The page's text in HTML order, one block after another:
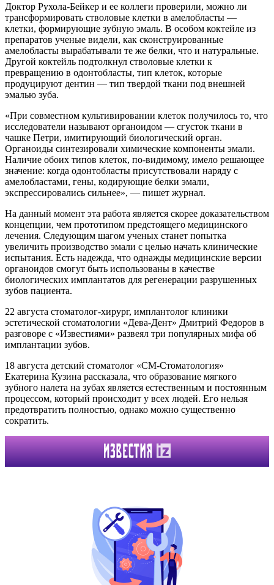
Доктор Рухола-Бейкер и ее коллеги проверили, можно ли
трансформировать стволовые клетки в амелобласты —
клетки, формирующие зубную эмаль. В особом коктейле из
препаратов ученые видели, как сконструированные
амелобласты вырабатывали те же белки, что и натуральные.
Другой коктейль подтолкнул стволовые клетки к
превращению в одонтобласты, тип клеток, которые
продуцируют дентин — тип твердой ткани под внешней
эмалью зуба.
«При совместном культивировании клеток получилось то, что
исследователи называют органоидом — сгусток ткани в
чашке Петри, имитирующий биологический орган.
Органоиды синтезировали химические компоненты эмали.
Наличие обоих типов клеток, по-видимому, имело решающее
значение: когда одонтобласты присутствовали наряду с
амелобластами, гены, кодирующие белки эмали,
экспрессировались сильнее», — пишет журнал.
На данный момент эта работа является скорее доказательством
концепции, чем прототипом предстоящего медицинского
лечения. Следующим шагом ученых станет попытка
увеличить производство эмали с целью начать клинические
испытания. Есть надежда, что однажды медицинские версии
органоидов смогут быть использованы в качестве
биологических имплантатов для регенерации разрушенных
зубов пациента.
22 августа стоматолог-хирург, имплантолог клиники
эстетической стоматологии «Дева-Дент» Дмитрий Федоров в
разговоре с «Известиями» развеял три популярных мифа об
имплантации зубов.
18 августа детский стоматолог «СМ-Стоматология»
Екатерина Кузина рассказала, что образование мягкого
зубного налета на зубах является естественным и постоянным
процессом, который происходит у всех людей. Его нельзя
предотвратить полностью, однако можно существенно
сократить.